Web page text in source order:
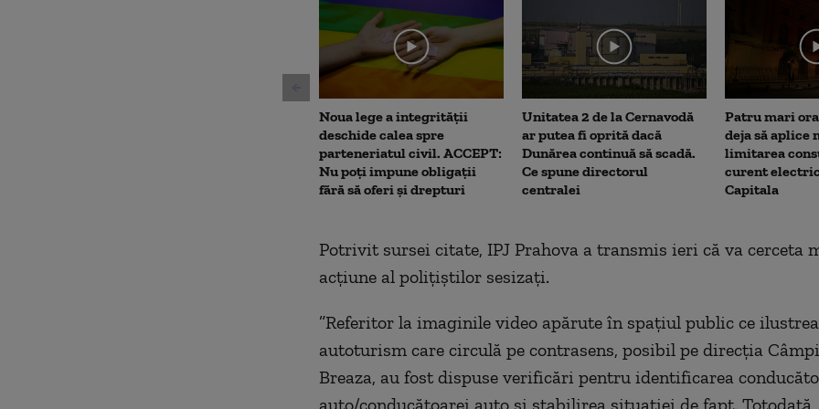
minute,
seconds
Volume
Noua lege a integrității
deschide calea spre
parteneriatul civil. ACCEPT:
Nu poți impune obligații
fără să oferi și drepturi
Unitatea 2 de la Cernavodă
ar putea fi oprită dacă
Dunărea continuă să scadă.
Ce spune directorul
centralei
Patru mari
deja să aplice
limitarea
curent
Capitala
Potrivit sursei citate, IPJ Prahova a transmis ieri că va cerceta
acțiune al polițiștilor sesizați.
”Referitor la imaginile video apărute în spațiul public ce
autoturism care circulă pe contrasens, posibil pe direcția
Breaza, au fost dispuse verificări pentru identificarea
auto/conducătoarei auto și stabilirea situației de fapt. Totodată,